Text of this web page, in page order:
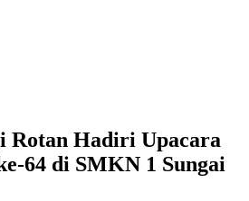
Rotan Hadiri Upacara
64 di SMKN 1 Sungai